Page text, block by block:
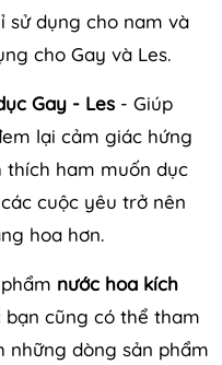
sử dụng cho nam và
cho Gay và Les.
Gay - Les - Giúp
lại cảm giác hứng
thích ham muốn dục
cuộc yêu trở nên
hoa hơn.
nước hoa kích
bạn cũng có thể tham
những dòng sản phẩm